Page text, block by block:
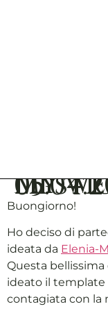
My week in lipstick:
Buongiorno!
Ho deciso di
ideata da Elenia-
Questa bellissima
ideato il template
contagiata con la